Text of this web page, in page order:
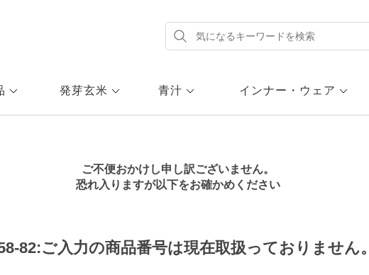
発芽玄米 青汁 インナー・ウェア
ご不便おかけし申し訳ございません。
恐れ入りますが以下をお確かめください
82:ご入力の商品番号は現在取扱っておりません。